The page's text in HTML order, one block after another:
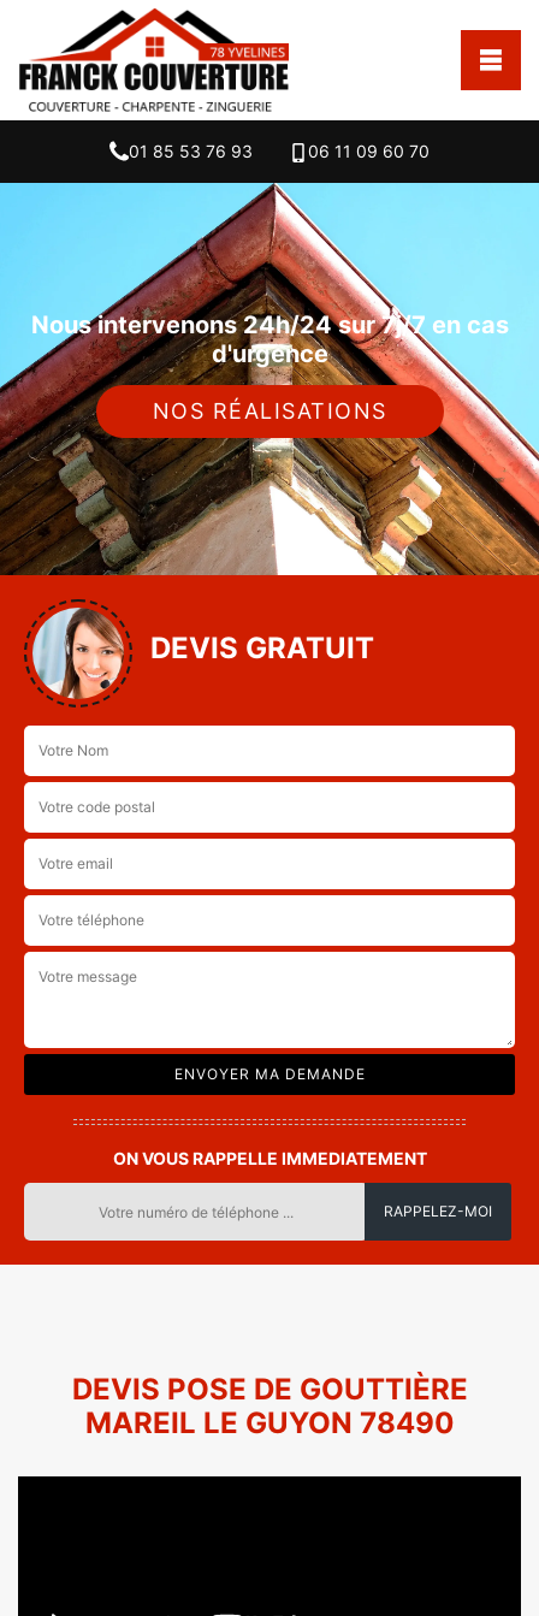
01 85 53 76 93 06 11 09 60 70
Nous intervenons 24h/24 sur 7j/7 en cas
d'urgence
NOS RÉALISATIONS
DEVIS GRATUIT
ON VOUS RAPPELLE IMMEDIATEMENT
DEVIS POSE DE GOUTTIÈRE
MAREIL LE GUYON 78490